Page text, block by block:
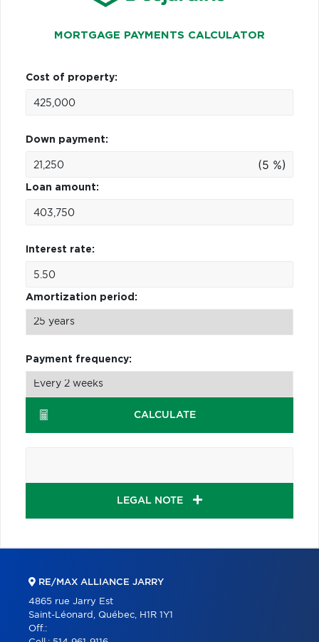
MORTGAGE PAYMENTS CALCULATOR
Cost of property:
Down payment:
(5 %)
Loan amount:
Interest rate:
Amortization period:
Payment frequency:
CALCULATE
LEGAL NOTE
RE/MAX ALLIANCE JARRY
4865 rue Jarry Est
Saint-Léonard, Québec, H1R 1Y1
Off.: